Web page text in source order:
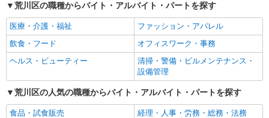
ボーナス・賞与あり
昇給あり
扶養内勤務OK
交通費支給
社会保険あり
同じ職種から求人を探す
販売・接客サービス
コンビニ・スーパー
荒川区の職種からバイト・アルバイト・パートを探す
医療・介護・福祉
ファッション・アパレル
飲食・フード
オフィスワーク・事務
ヘルス・ビューティー
清掃・警備・ビルメンテナンス・
設備管理
荒川区の人気の職種からバイト・アルバイト・パートを探す
食品・試食販売
経理・人事・労務・総務・法務